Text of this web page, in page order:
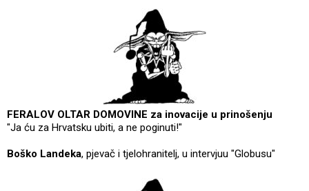
FERALOV OLTAR DOMOVINE za inovacije u prinošenju
"Ja ću za Hrvatsku ubiti, a ne poginuti!"
Boško Landeka, pjevač i tjelohranitelj, u intervjuu "Globusu"